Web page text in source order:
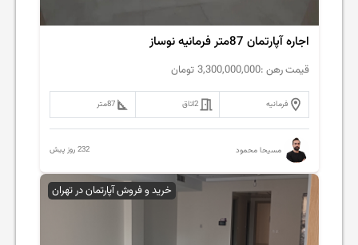
اجاره آپارتمان 87متر فرمانیه نوساز
قیمت رهن :3,300,000,000 تومان
فرمانیه 2اتاق 87متر
مسیحا محمود 232 روز پیش
خرید و فروش آپارتمان در تهران